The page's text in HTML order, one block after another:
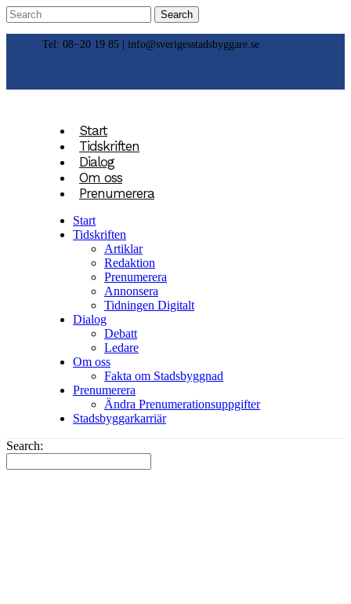
Tel: 08−20 19 85 | info@sverigesstadsbyggare.se
Start
Tidskriften
Dialog
Om oss
Prenumerera
Start
Tidskriften
Artiklar
Redaktion
Prenumerera
Annonsera
Tidningen Digitalt
Dialog
Debatt
Ledare
Om oss
Fakta om Stadsbyggnad
Prenumerera
Ändra Prenumerationsuppgifter
Stadsbyggarkarriär
Search: